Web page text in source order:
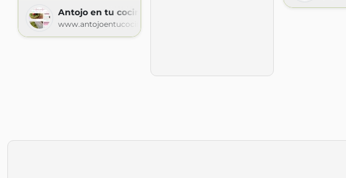
Antojo en tu cocina
www.antojoentucocina.com